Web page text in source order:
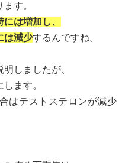
す。
は増加し、
は減少するんですね。
しましたが、
ます。
はテストステロンが減少